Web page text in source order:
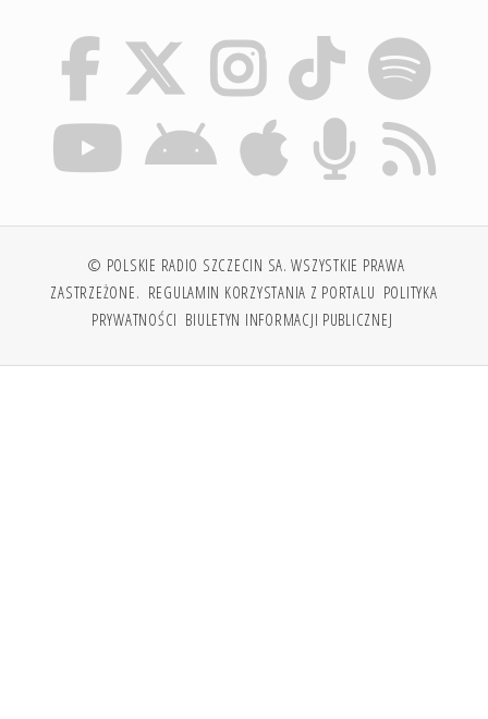
© POLSKIE RADIO SZCZECIN SA. WSZYSTKIE PRAWA
ZASTRZEŻONE. REGULAMIN KORZYSTANIA Z PORTALU POLITYKA
PRYWATNOŚCI BIULETYN INFORMACJI PUBLICZNEJ